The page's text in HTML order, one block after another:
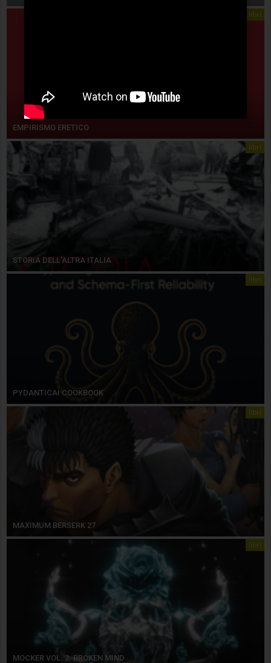
libri
EMPIRISMO ERETICO
libri
STORIA DELL’ALTRA ITALIA
libri
PYDANTICAI COOKBOOK
libri
MAXIMUM BERSERK 27
libri
MOCKER VOL. 2. BROKEN MIND